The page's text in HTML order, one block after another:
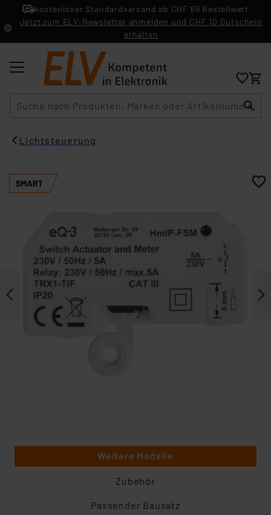
kostenloser Standardversand ab CHF 69 Bestellwert
Jetzt zum ELV-Newsletter anmelden und CHF 10 Gutschein
erhalten
Lichtsteuerung
Weitere Modelle
Zubehör
Passender Bausatz